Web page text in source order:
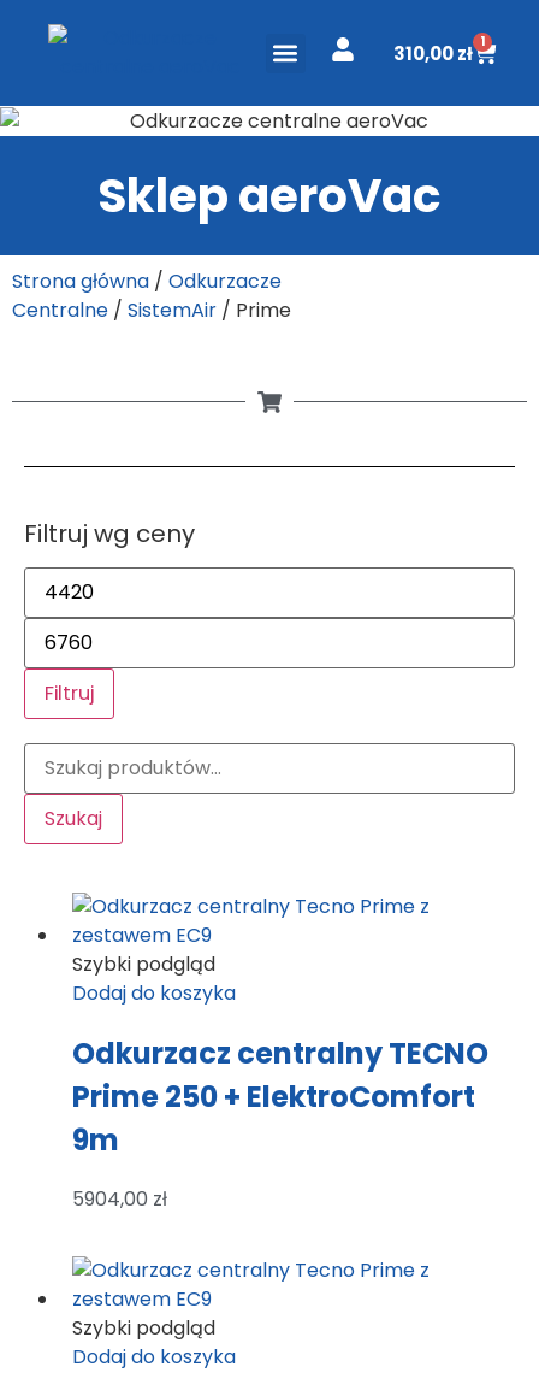
310,00zł 1
Sklep aeroVac
Strona główna / Odkurzacze
Centralne / SistemAir / Prime
Filtruj wg ceny
Filtruj
Szukaj
Szybki podgląd
Dodaj do koszyka
Odkurzacz centralny TECNO
Prime 250 + ElektroComfort
9m
5904,00 zł
Szybki podgląd
Dodaj do koszyka